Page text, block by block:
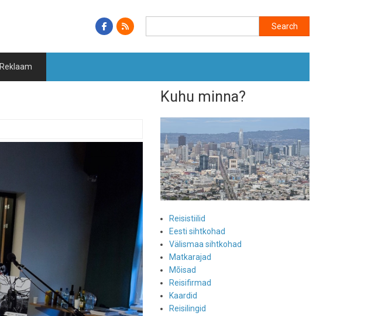
Reklaam
Kuhu minna?
Reisistiilid
Eesti sihtkohad
Välismaa sihtkohad
Matkarajad
Mõisad
Reisifirmad
Kaardid
Reisilingid